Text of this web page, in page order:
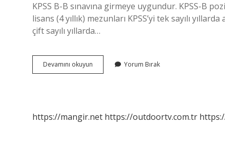
KPSS B-B sınavına girmeye uygundur. KPSS-B
lisans (4 yıllık) mezunları KPSS’yi tek sayılı
çift sayılı yıllarda…
Devamını okuyun
B
Yorum Bırak
https://mangir.net https://outdoortv.com.tr